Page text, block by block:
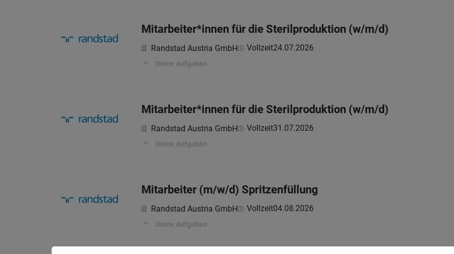
Mitarbeiter*innen für die Sterilproduktion (w/m/d)
Randstad Austria GmbH Vollzeit24.07.2026
Deine Aufgaben
Mitarbeiter*innen für die Sterilproduktion (w/m/d)
Randstad Austria GmbH Vollzeit31.07.2026
Deine Aufgaben
Mitarbeiter (m/w/d) Spritzenfüllung
Randstad Austria GmbH Vollzeit04.08.2026
Deine Aufgaben